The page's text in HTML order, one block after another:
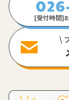
[受付時間
\